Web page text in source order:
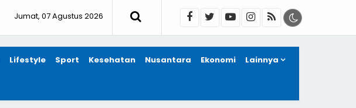
Jumat, 07 Agustus 2026
Lifestyle Sport Kesehatan Nusantara Ekonomi Lainnya